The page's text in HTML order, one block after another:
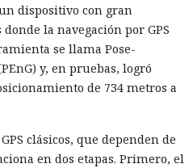
dispositivo con gran
la navegación por GPS
se llama Pose-
y, en pruebas, logró
de 734 metros a
clásicos, que dependen de
en dos etapas. Primero, el